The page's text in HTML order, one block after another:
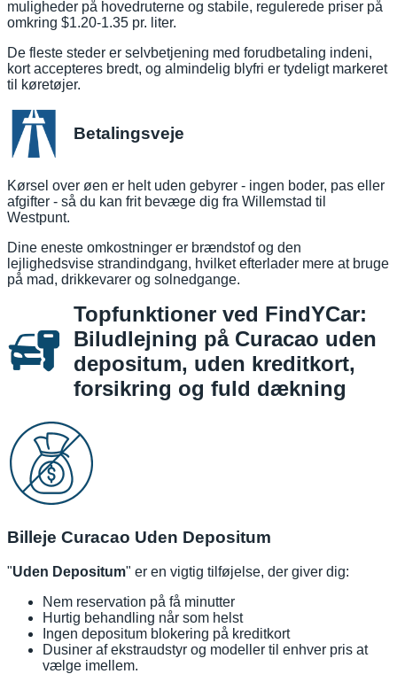
muligheder på hovedruterne og stabile, regulerede priser på
omkring $1.20-1.35 pr. liter.
De fleste steder er selvbetjening med forudbetaling indeni,
kort accepteres bredt, og almindelig blyfri er tydeligt markeret
til køretøjer.
Betalingsveje
Kørsel over øen er helt uden gebyrer - ingen boder, pas eller
afgifter - så du kan frit bevæge dig fra Willemstad til
Westpunt.
Dine eneste omkostninger er brændstof og den
lejlighedsvise strandindgang, hvilket efterlader mere at bruge
på mad, drikkevarer og solnedgange.
Topfunktioner ved FindYCar:
Biludlejning på Curacao uden
depositum, uden kreditkort,
forsikring og fuld dækning
Billeje Curacao Uden Depositum
"Uden Depositum" er en vigtig tilføjelse, der giver dig:
Nem reservation på få minutter
Hurtig behandling når som helst
Ingen depositum blokering på kreditkort
Dusiner af ekstraudstyr og modeller til enhver pris at
vælge imellem.